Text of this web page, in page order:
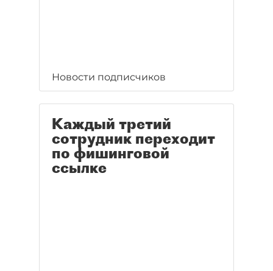
Новости подписчиков
Каждый третий
сотрудник переходит
по фишинговой
ссылке